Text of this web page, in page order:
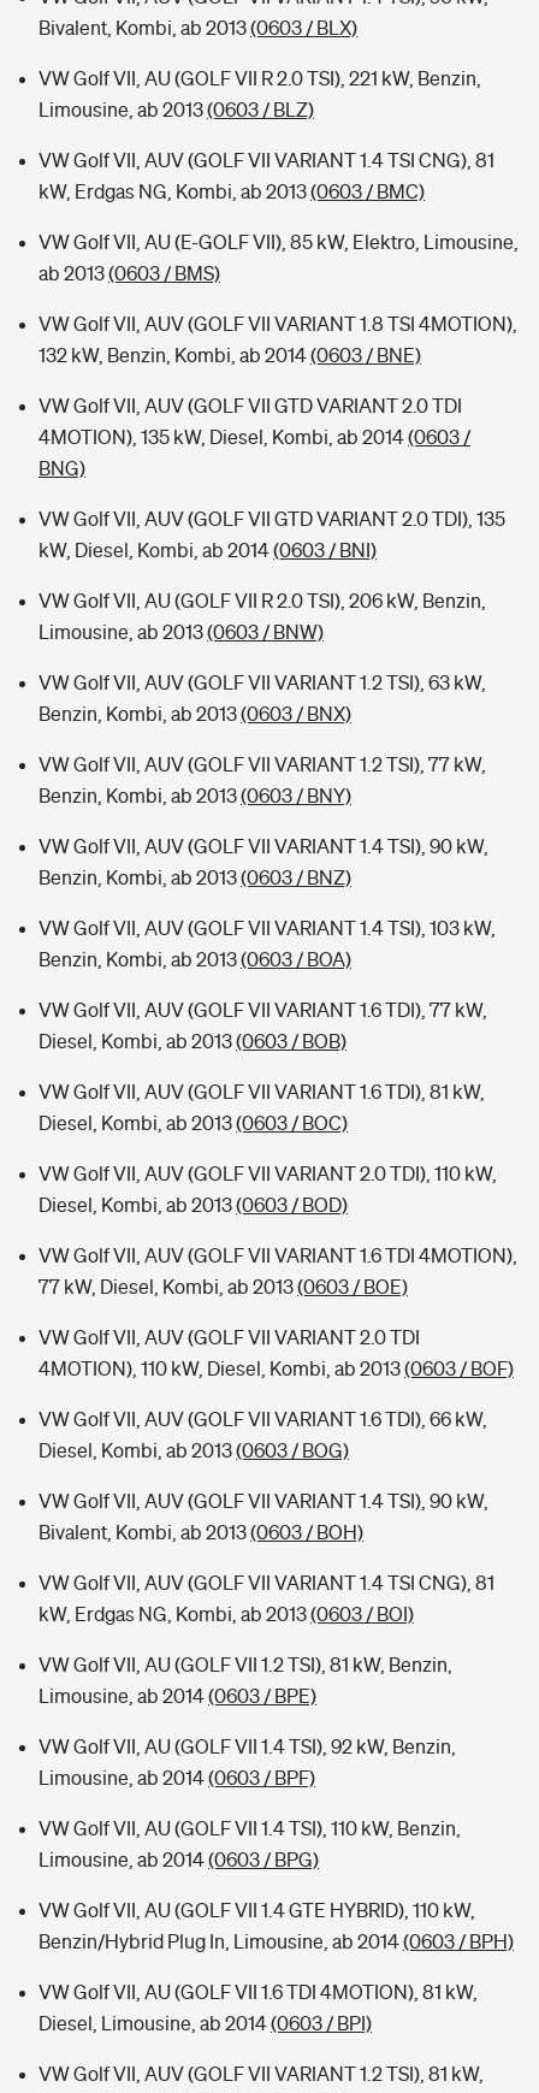
Bivalent, Kombi, ab 2013(0603 / BLX)
VW Golf VII, AU (GOLF VII R 2.0 TSI), 221 kW, Benzin,
Limousine, ab 2013(0603 / BLZ)
VW Golf VII, AUV (GOLF VII VARIANT 1.4 TSI CNG), 81
kW, Erdgas NG, Kombi, ab 2013(0603 / BMC)
VW Golf VII, AU (E-GOLF VII), 85 kW, Elektro, Limousine,
ab 2013(0603 / BMS)
VW Golf VII, AUV (GOLF VII VARIANT 1.8 TSI 4MOTION),
132 kW, Benzin, Kombi, ab 2014(0603 / BNE)
VW Golf VII, AUV (GOLF VII GTD VARIANT 2.0 TDI
4MOTION), 135 kW, Diesel, Kombi, ab 2014(0603 /
BNG)
VW Golf VII, AUV (GOLF VII GTD VARIANT 2.0 TDI), 135
kW, Diesel, Kombi, ab 2014(0603 / BNI)
VW Golf VII, AU (GOLF VII R 2.0 TSI), 206 kW, Benzin,
Limousine, ab 2013(0603 / BNW)
VW Golf VII, AUV (GOLF VII VARIANT 1.2 TSI), 63 kW,
Benzin, Kombi, ab 2013(0603 / BNX)
VW Golf VII, AUV (GOLF VII VARIANT 1.2 TSI), 77 kW,
Benzin, Kombi, ab 2013(0603 / BNY)
VW Golf VII, AUV (GOLF VII VARIANT 1.4 TSI), 90 kW,
Benzin, Kombi, ab 2013(0603 / BNZ)
VW Golf VII, AUV (GOLF VII VARIANT 1.4 TSI), 103 kW,
Benzin, Kombi, ab 2013(0603 / BOA)
VW Golf VII, AUV (GOLF VII VARIANT 1.6 TDI), 77 kW,
Diesel, Kombi, ab 2013(0603 / BOB)
VW Golf VII, AUV (GOLF VII VARIANT 1.6 TDI), 81 kW,
Diesel, Kombi, ab 2013(0603 / BOC)
VW Golf VII, AUV (GOLF VII VARIANT 2.0 TDI), 110 kW,
Diesel, Kombi, ab 2013(0603 / BOD)
VW Golf VII, AUV (GOLF VII VARIANT 1.6 TDI 4MOTION),
77 kW, Diesel, Kombi, ab 2013(0603 / BOE)
VW Golf VII, AUV (GOLF VII VARIANT 2.0 TDI
4MOTION), 110 kW, Diesel, Kombi, ab 2013(0603 / BOF)
VW Golf VII, AUV (GOLF VII VARIANT 1.6 TDI), 66 kW,
Diesel, Kombi, ab 2013(0603 / BOG)
VW Golf VII, AUV (GOLF VII VARIANT 1.4 TSI), 90 kW,
Bivalent, Kombi, ab 2013(0603 / BOH)
VW Golf VII, AUV (GOLF VII VARIANT 1.4 TSI CNG), 81
kW, Erdgas NG, Kombi, ab 2013(0603 / BOI)
VW Golf VII, AU (GOLF VII 1.2 TSI), 81 kW, Benzin,
Limousine, ab 2014(0603 / BPE)
VW Golf VII, AU (GOLF VII 1.4 TSI), 92 kW, Benzin,
Limousine, ab 2014(0603 / BPF)
VW Golf VII, AU (GOLF VII 1.4 TSI), 110 kW, Benzin,
Limousine, ab 2014(0603 / BPG)
VW Golf VII, AU (GOLF VII 1.4 GTE HYBRID), 110 kW,
Benzin/Hybrid Plug In, Limousine, ab 2014(0603 / BPH)
VW Golf VII, AU (GOLF VII 1.6 TDI 4MOTION), 81 kW,
Diesel, Limousine, ab 2014(0603 / BPI)
VW Golf VII, AUV (GOLF VII VARIANT 1.2 TSI), 81 kW,